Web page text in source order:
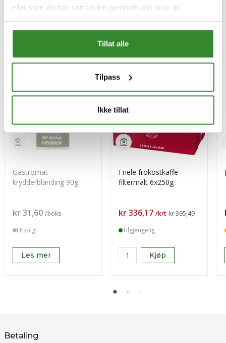
eller som de har samlet inn gjennom din bruk av
Tillat alle
Tilpass
Ikke tillat
Gastromat
krydderblanding 90g
Pris
kr 31,60 /boks
Utsolgt
Les mer
Friele frokostkaffe
filtermalt 6x250g
Pris
kr 336,17 /krt kr 395,49
Tilgjengelig
Kjøp
Betaling